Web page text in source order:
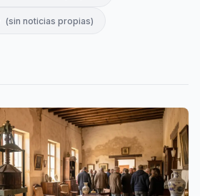
(sin noticias propias)